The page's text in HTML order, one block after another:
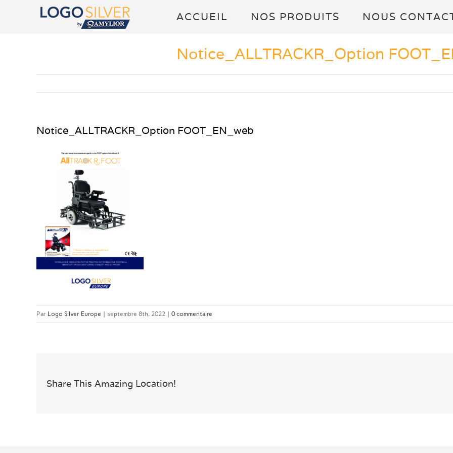
ACCUEIL NOS PRODUITS NOUS
Notice_ALLTRACKR_Option
Notice_ALLTRACKR_Option FOOT_EN_web
Par Logo Silver Europe | septembre 8th, 2022 | 0 commentaire
Share This Amazing Location!